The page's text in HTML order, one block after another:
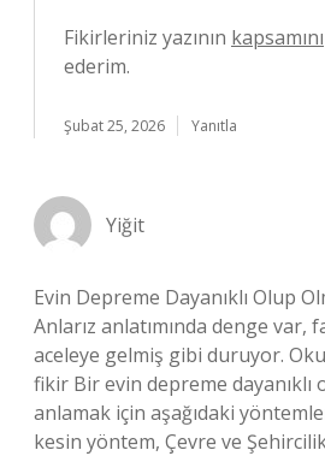
Fikirleriniz yazının kapsamını
ederim.
Şubat 25, 2026 Yanıtla
Yiğit
Evin Depreme Dayanıklı Olup
Anlarız anlatımında denge var,
aceleye gelmiş gibi duruyor.
fikir Bir evin depreme dayanıklı
anlamak için aşağıdaki
kesin yöntem, Çevre ve Şehircilik